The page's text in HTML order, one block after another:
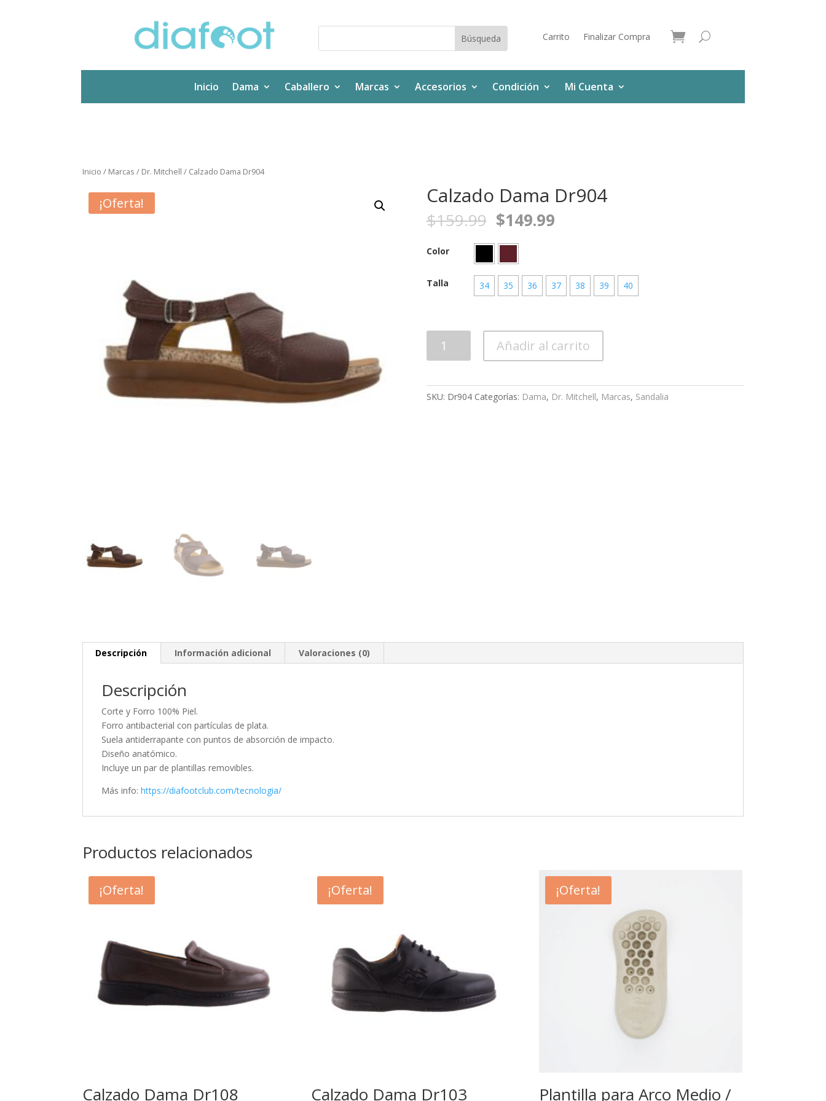
Carrito Finalizar Compra
Inicio Dama Caballero Marcas Accesorios Condición Mi Cuenta
Inicio / Marcas / Dr. Mitchell / Calzado Dama Dr904
¡Oferta! Calzado Dama Dr904
$159.99 $149.99
Color
Talla 34 35 36 37 38 39 40
Dama
Añadir al carrito
SKU: Dr904 Categorías: Dama, Dr. Mitchell, Marcas, Sandalia
Descripción Información adicional Valoraciones (0)
Descripción
Corte y Forro 100% Piel.
Forro antibacterial con partículas de plata.
Suela antiderrapante con puntos de absorción de impacto.
Diseño anatómico.
Incluye un par de plantillas removibles.
Más info:https://diafootclub.com/tecnologia/
Productos relacionados
¡Oferta!
Calzado Dama Dr108
¡Oferta!
Calzado Dama Dr103
¡Oferta!
Plantilla para Arco Medio /